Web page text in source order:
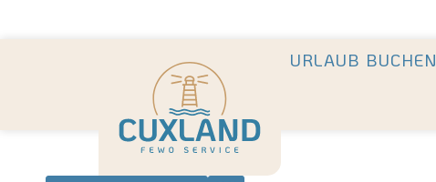
URLAUB BUCHEN